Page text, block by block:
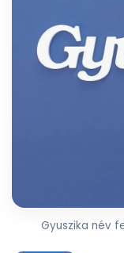
Gyuszika név